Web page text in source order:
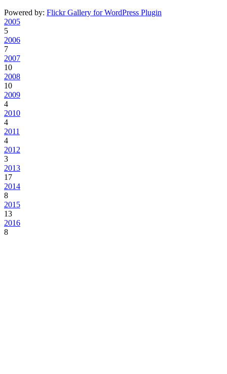
Powered by: Flickr Gallery for WordPress Plugin
2005
5
2006
7
2007
10
2008
10
2009
4
2010
4
2011
4
2012
3
2013
17
2014
8
2015
13
2016
8